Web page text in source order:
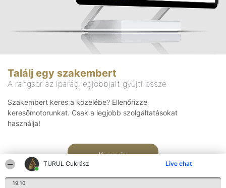
TURUL Cukrász Live chat
19:10
Találj egy szakembert
A rangsor az iparág legjobbjait gyűjti össze
Szakembert keres a közelébe? Ellenőrizze
keresőmotorunkat. Csak a legjobb szolgáltatásokat
használja!
Keresés